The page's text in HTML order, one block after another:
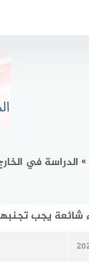
» الدراسة في الخارج: 8 أخطاء شائعة يجب